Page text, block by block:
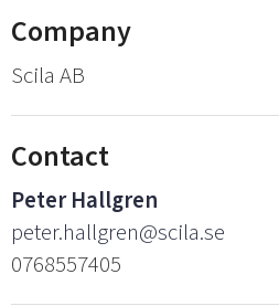
Company
Scila AB
Contact
Peter Hallgren
peter.hallgren@scila.se
0768557405